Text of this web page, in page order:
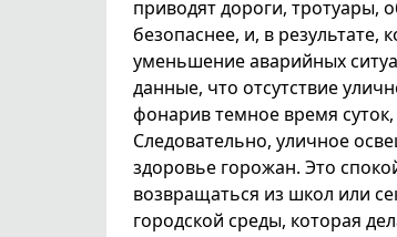
приводят дороги, тротуары,
безопаснее, и, в
уменьшение аварийных
данные, что отсутствие
фонарив темное время
Следовательно, уличное
здоровье горожан. Это
возвращаться из школ или
городской среды, которая